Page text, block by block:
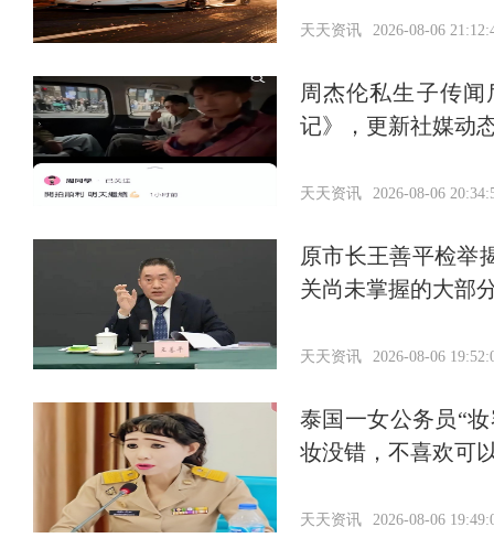
天天资讯 2026-08-06
周杰伦私生子传
记》，更新社媒动
天天资讯 2026-08-06
原市长王善平检举
关尚未掌握的大部
天天资讯 2026-08-06
泰国一女公务员“
妆没错，不喜欢可
天天资讯 2026-08-06